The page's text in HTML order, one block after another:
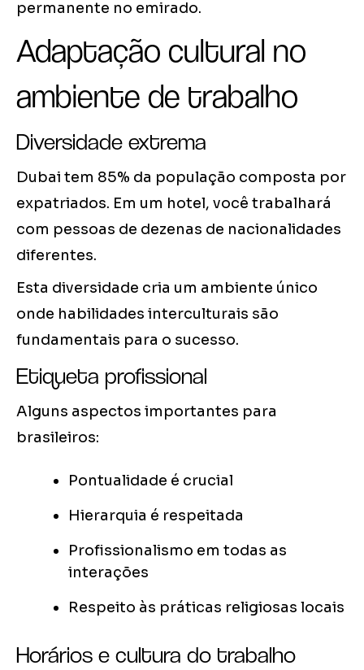
permanente no emirado.
Adaptação cultural no
ambiente de trabalho
Diversidade extrema
Dubai tem 85% da população composta por
expatriados. Em um hotel, você trabalhará
com pessoas de dezenas de nacionalidades
diferentes.
Esta diversidade cria um ambiente único
onde habilidades interculturais são
fundamentais para o sucesso.
Etiqueta profissional
Alguns aspectos importantes para
brasileiros:
Pontualidade é crucial
Hierarquia é respeitada
Profissionalismo em todas as
interações
Respeito às práticas religiosas locais
Horários e cultura do trabalho